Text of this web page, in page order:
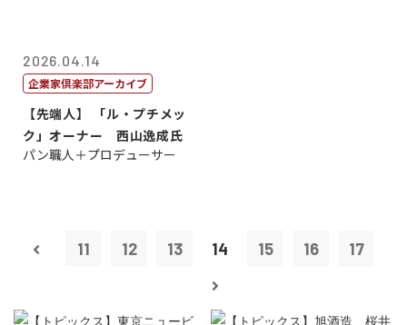
2026.04.14
企業家倶楽部アーカイブ
【先端人】 「ル・プチメッ
ク」オーナー 西山逸成氏
パン職人＋プロデューサー
11 12 13 14 15 16 17